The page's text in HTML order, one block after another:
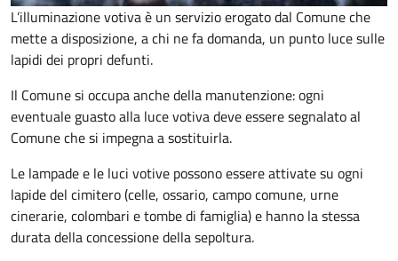
L’illuminazione votiva è un servizio erogato dal Comune che
mette a disposizione, a chi ne fa domanda, un punto luce sulle
lapidi dei propri defunti.
Il Comune si occupa anche della manutenzione: ogni
eventuale guasto alla luce votiva deve essere segnalato al
Comune che si impegna a sostituirla.
Le lampade e le luci votive possono essere attivate su ogni
lapide del cimitero (celle, ossario, campo comune, urne
cinerarie, colombari e tombe di famiglia) e hanno la stessa
durata della concessione della sepoltura.